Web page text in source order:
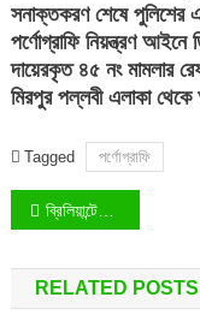
সনাক্তকরণ শেষে পুলিশের
পর্ণোগ্রাফি নিয়ন্ত্রণ
দায়েরকৃত ৪৫ নং মামলার
মিরপুর পল্লবী এলাকা
Tagged পর্ণোগ্রাফি
Post
navigation
ব্রিলিয়ান্টের অফিসিয়াল ফেসবুক পেজে গালাগালির বন্যা
RELATED POSTS